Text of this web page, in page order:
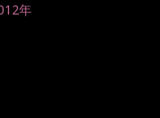
年